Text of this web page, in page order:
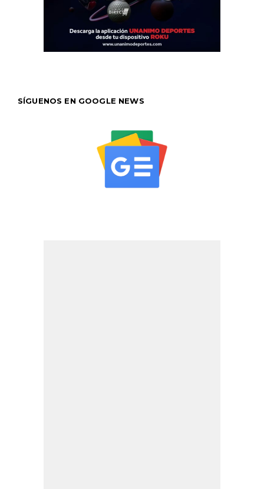
SÍGUENOS EN GOOGLE NEWS